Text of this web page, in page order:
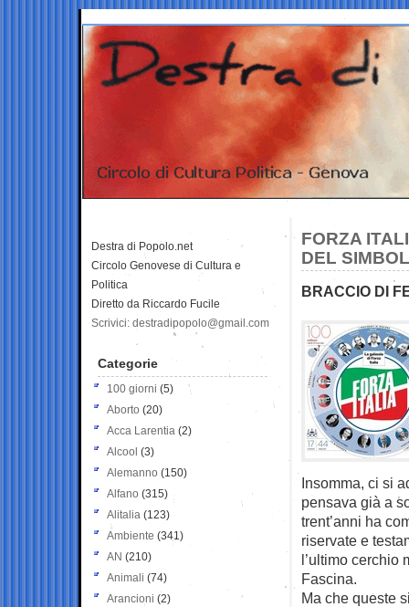
FORZA
DEL
BRACCIO DI
Insomma, ci si
pensava già a
trent’anni ha
riservate e
l’ultimo cerchio
Fascina.
Ma che queste
Destra di Popolo.net
Circolo Genovese di Cultura e
Politica
Diretto da Riccardo Fucile
Scrivici: destradipopolo@gmail.com
Categorie
100 giorni (5)
Aborto (20)
Acca Larentia (2)
Alcool (3)
Alemanno (150)
Alfano (315)
Alitalia (123)
Ambiente (341)
AN (210)
Animali (74)
Arancioni (2)